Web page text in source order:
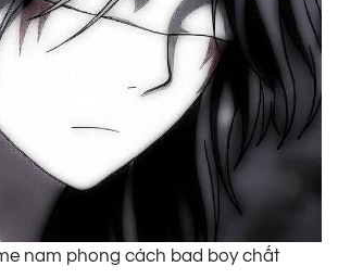
nam phong cách bad boy chất